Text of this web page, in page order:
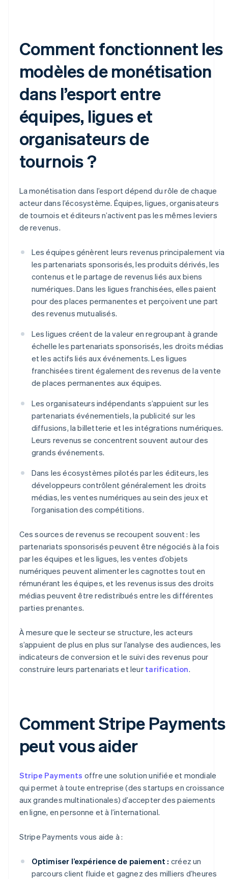
Comment fonctionnent les
modèles de monétisation
dans l’esport entre
équipes, ligues et
organisateurs de
tournois ?
La monétisation dans l’esport dépend du rôle de chaque
acteur dans l’écosystème. Équipes, ligues, organisateurs
de tournois et éditeurs n’activent pas les mêmes leviers
de revenus.
Les équipes génèrent leurs revenus principalement via
les partenariats sponsorisés, les produits dérivés, les
contenus et le partage de revenus liés aux biens
numériques. Dans les ligues franchisées, elles paient
pour des places permanentes et perçoivent une part
des revenus mutualisés.
Les ligues créent de la valeur en regroupant à grande
échelle les partenariats sponsorisés, les droits médias
et les actifs liés aux événements. Les ligues
franchisées tirent également des revenus de la vente
de places permanentes aux équipes.
Les organisateurs indépendants s’appuient sur les
partenariats événementiels, la publicité sur les
diffusions, la billetterie et les intégrations numériques.
Leurs revenus se concentrent souvent autour des
grands événements.
Dans les écosystèmes pilotés par les éditeurs, les
développeurs contrôlent généralement les droits
médias, les ventes numériques au sein des jeux et
l’organisation des compétitions.
Ces sources de revenus se recoupent souvent : les
partenariats sponsorisés peuvent être négociés à la fois
par les équipes et les ligues, les ventes d’objets
numériques peuvent alimenter les cagnottes tout en
rémunérant les équipes, et les revenus issus des droits
médias peuvent être redistribués entre les différentes
parties prenantes.
À mesure que le secteur se structure, les acteurs
s’appuient de plus en plus sur l’analyse des audiences, les
indicateurs de conversion et le suivi des revenus pour
construire leurs partenariats et leur tarification.
Comment Stripe Payments
peut vous aider
Stripe Payments offre une solution unifiée et mondiale
qui permet à toute entreprise (des startups en croissance
aux grandes multinationales) d’accepter des paiements
en ligne, en personne et à l’international.
Stripe Payments vous aide à :
Optimiser l’expérience de paiement : créez un
parcours client fluide et gagnez des milliers d’heures